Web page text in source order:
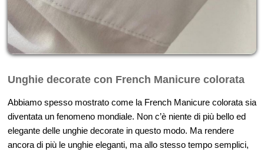
Unghie decorate con French Manicure colorata
Abbiamo spesso mostrato come la French Manicure colorata sia
diventata un fenomeno mondiale. Non c’è niente di più bello ed
elegante delle unghie decorate in questo modo. Ma rendere
ancora di più le unghie eleganti, ma allo stesso tempo semplici,